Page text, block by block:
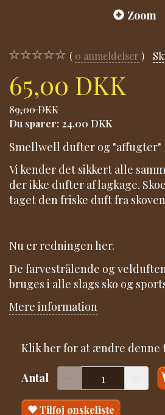
Zoom
0 anmeldelser
65,00 DKK
89,00 DKK
Du sparer: 24,00 DKK
Smellwell dufter og "affugter"
Vi kender det sikkert alle
der ikke dufter af lagkage.
taget den friske duft fra
Nu er redningen her.
De farvestrålende og
bruges i alle slags sko og
Mere information
Klik her for at ændre denne
Antal
Tilføj ønskeliste